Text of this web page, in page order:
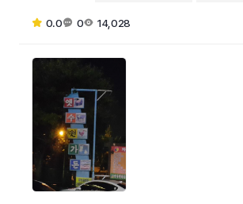
0.0 0 14,028